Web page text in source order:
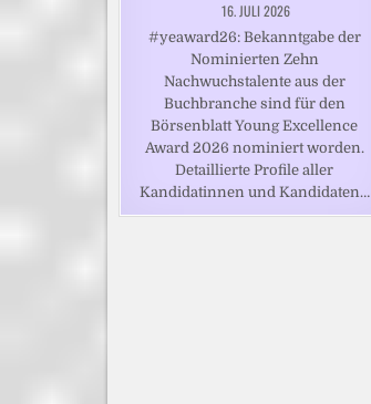
16. JULI 2026
#yeaward26: Bekanntgabe der
Nominierten Zehn
Nachwuchstalente aus der
Buchbranche sind für den
Börsenblatt Young Excellence
Award 2026 nominiert worden.
Detaillierte Profile aller
Kandidatinnen und Kandidaten…